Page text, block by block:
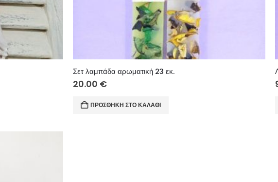
Σετ λαμπάδα αρωματική 23 εκ.
20.00 €
ΠΡΟΣΘΉΚΗ ΣΤΟ ΚΑΛΆΘΙ